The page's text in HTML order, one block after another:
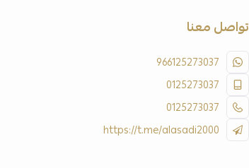
تواصل معنا
966125273037
0125273037
0125273037
https://t.me/alasadi2000